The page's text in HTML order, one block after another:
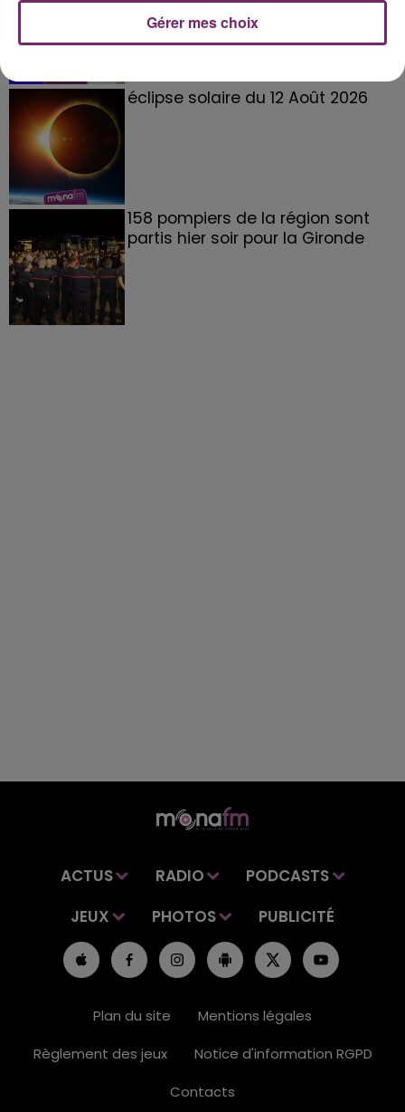
éclipse solaire du 12 Août 2026
158 pompiers de la région sont
partis hier soir pour la Gironde
ACTUS RADIO
PODCASTS
JEUX
PHOTOS PUBLICITÉ
Plan du site
Mentions légales
Règlement des jeux
Notice d'information RGPD
Contacts
Gérer mes choix